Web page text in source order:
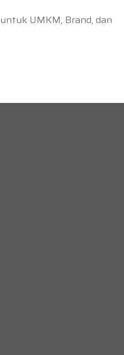
UMKM, Brand, dan